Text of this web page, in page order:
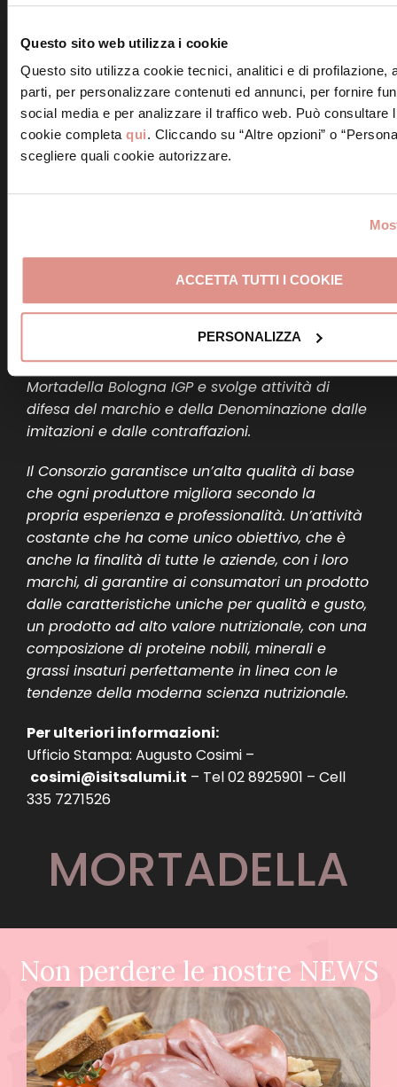
Questo sito web utilizza i cookie
Questo sito utilizza cookie tecnici, analitici e di profilazione,
parti, per personalizzare contenuti ed annunci, per fornire
social media e per analizzare il traffico web. Può consultare
cookie completa qui. Cliccando su “Altre opzioni” o
scegliere quali cookie autorizzare.
ACCETTA TUTTI I COOKIE
PERSONALIZZA
MORTADELLA
Il Consorzio italiano tutela
Mortadella Bologna
Il Consorzio italiano tutela Mortadella Bologna si
è costituito nel 2001, a seguito del
della certificazione da parte dei produttori.
Il Consorzio, che ha come scopo la tutela e la
valorizzazione della Mortadella Bologna IGP, in
collaborazione con il Ministero per le politiche
agricole, alimentari e forestali promuove la
Mortadella Bologna IGP e svolge attività di
difesa del marchio e della Denominazione dalle
imitazioni e dalle contraffazioni.
Il Consorzio garantisce un’alta qualità di base
che ogni produttore migliora secondo la
propria esperienza e professionalità. Un’attività
costante che ha come unico obiettivo, che è
anche la finalità di tutte le aziende, con i loro
marchi, di garantire ai consumatori un prodotto
dalle caratteristiche uniche per qualità e gusto,
un prodotto ad alto valore nutrizionale, con una
composizione di proteine nobili, minerali e
grassi insaturi perfettamente in linea con le
tendenze della moderna scienza nutrizionale.
Per ulteriori informazioni:
Ufficio Stampa: Augusto Cosimi –
cosimi@isitsalumi.it – Tel 02 8925901 – Cell
335 7271526
MORTADELLA
Non perdere le nostre NEWS